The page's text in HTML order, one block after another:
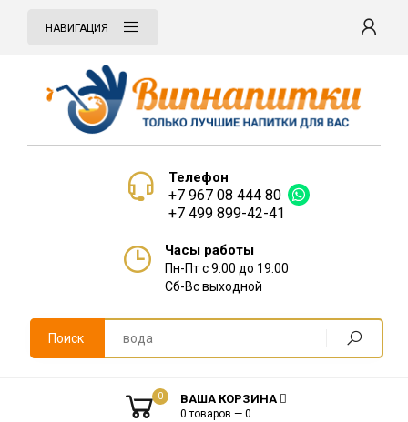
НАВИГАЦИЯ
Телефон
+7 967 08 444 80
+7 499 899-42-41
Часы работы
Пн-Пт с 9:00 до 19:00
Сб-Вс выходной
Поиск
0 ВАША КОРЗИНА
0 товаров — 0